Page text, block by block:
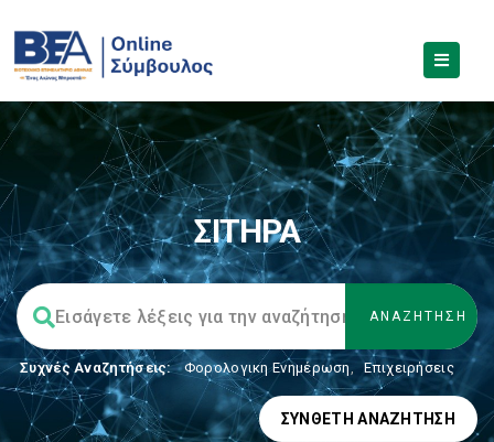
ΣΙΤΗΡΑ
Συχνές Αναζητήσεις: Φορολογικη Ενημέρωση, Επιχειρήσεις
ΣΎΝΘΕΤΗ ΑΝΑΖΉΤΗΣΗ